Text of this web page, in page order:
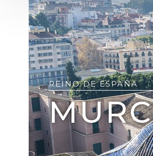
REINO DE ESPAÑA